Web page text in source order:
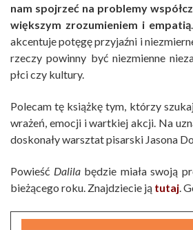
nam spojrzeć na problemy
większym zrozumieniem i empatią
akcentuje potęgę przyjaźni i
rzeczy powinny być niezmienne
płci czy kultury.
Polecam tę książkę tym, którzy
wrażeń, emocji i wartkiej akcji. Na
doskonały warsztat pisarski Jasona
Powieść Dalilabędzie miała swoją
bieżącego roku. Znajdziecie ją tutaj.